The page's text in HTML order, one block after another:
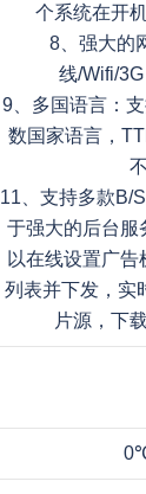
个系统在开
8、强大的
线/Wifi/3G
9、多国语言：
数国家语言，
11、支持多款B/
于强大的后台服
以在线设置广
列表并下发，实
片源，下